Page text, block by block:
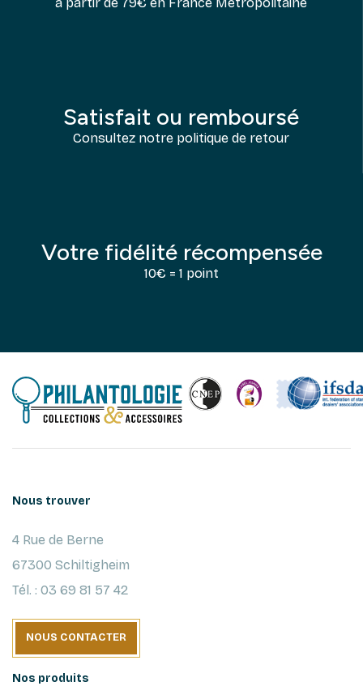
Satisfait ou remboursé
Consultez notre politique de retour
Votre fidélité récompensée
10€ = 1 point
Nous trouver
4 Rue de Berne
67300 Schiltigheim
Tél. : 03 69 81 57 42
NOUS CONTACTER
Nos produits